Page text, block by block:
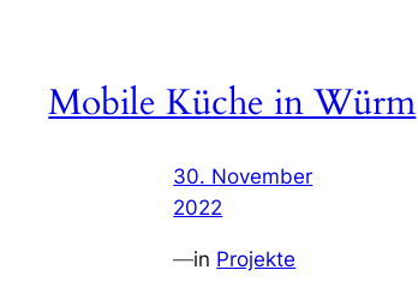
Mobile Küche in Würm
30. November
2022
—in Projekte